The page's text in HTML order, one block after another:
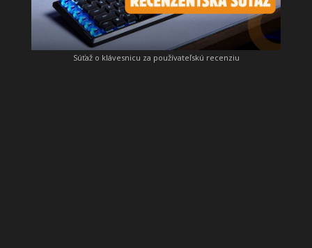
Súťaž o klávesnicu za používateľskú recenziu